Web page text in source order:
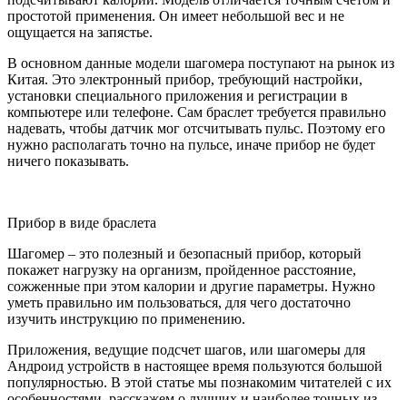
простотой применения. Он имеет небольшой вес и не
ощущается на запястье.
В основном данные модели шагомера поступают на рынок из
Китая. Это электронный прибор, требующий настройки,
установки специального приложения и регистрации в
компьютере или телефоне. Сам браслет требуется правильно
надевать, чтобы датчик мог отсчитывать пульс. Поэтому его
нужно располагать точно на пульсе, иначе прибор не будет
ничего показывать.
Прибор в виде браслета
Шагомер – это полезный и безопасный прибор, который
покажет нагрузку на организм, пройденное расстояние,
сожженные при этом калории и другие параметры. Нужно
уметь правильно им пользоваться, для чего достаточно
изучить инструкцию по применению.
Приложения, ведущие подсчет шагов, или шагомеры для
Андроид устройств в настоящее время пользуются большой
популярностью. В этой статье мы познакомим читателей с их